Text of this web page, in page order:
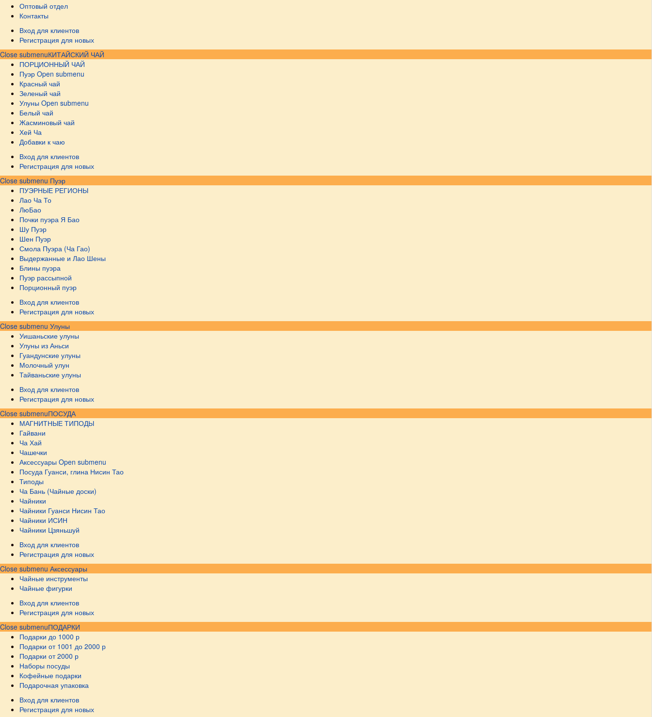
Оптовый отдел
Контакты
Вход для клиентов
Регистрация для новых
Close submenuКИТАЙСКИЙ ЧАЙ
ПОРЦИОННЫЙ ЧАЙ
Пуэр Open submenu
Красный чай
Зеленый чай
Улуны Open submenu
Белый чай
Жасминовый чай
Хей Ча
Добавки к чаю
Вход для клиентов
Регистрация для новых
Close submenu Пуэр
ПУЭРНЫЕ РЕГИОНЫ
Лао Ча То
ЛюБао
Почки пуэра Я Бао
Шу Пуэр
Шен Пуэр
Смола Пуэра (Ча Гао)
Выдержанные и Лао Шены
Блины пуэра
Пуэр рассыпной
Порционный пуэр
Вход для клиентов
Регистрация для новых
Close submenu Улуны
Уишаньские улуны
Улуны из Аньси
Гуандунские улуны
Молочный улун
Тайваньские улуны
Вход для клиентов
Регистрация для новых
Close submenuПОСУДА
МАГНИТНЫЕ ТИПОДЫ
Гайвани
Ча Хай
Чашечки
Аксессуары Open submenu
Посуда Гуанси, глина Нисин Тао
Типоды
Ча Бань (Чайные доски)
Чайники
Чайники Гуанси Нисин Тао
Чайники ИСИН
Чайники Цзяньшуй
Вход для клиентов
Регистрация для новых
Close submenu Аксессуары
Чайные инструменты
Чайные фигурки
Вход для клиентов
Регистрация для новых
Close submenuПОДАРКИ
Подарки до 1000 р
Подарки от 1001 до 2000 р
Подарки от 2000 р
Наборы посуды
Кофейные подарки
Подарочная упаковка
Вход для клиентов
Регистрация для новых